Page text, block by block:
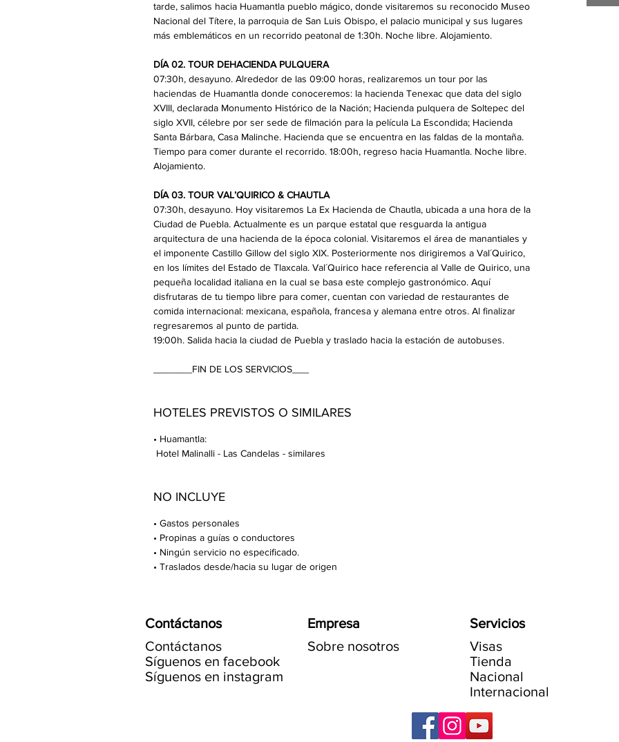
tarde, salimos hacia Huamantla pueblo mágico, donde visitaremos su reconocido Museo
Nacional del Títere, la parroquia de San Luis Obispo, el palacio municipal y sus lugares
más emblemáticos en un recorrido peatonal de 1:30h. Noche libre. Alojamiento.
DÍA 02. TOUR DEHACIENDA PULQUERA
07:30h, desayuno. Alrededor de las 09:00 horas, realizaremos un tour por las
haciendas de Huamantla donde conoceremos: la hacienda Tenexac que data del siglo
XVIII, declarada Monumento Histórico de la Nación; Hacienda pulquera de Soltepec del
siglo XVII, célebre por ser sede de filmación para la película La Escondida; Hacienda
Santa Bárbara, Casa Malinche. Hacienda que se encuentra en las faldas de la montaña.
Tiempo para comer durante el recorrido. 18:00h, regreso hacia Huamantla. Noche libre.
Alojamiento.
DÍA 03. TOUR VAL’QUIRICO & CHAUTLA
07:30h, desayuno. Hoy visitaremos La Ex Hacienda de Chautla, ubicada a una hora de la
Ciudad de Puebla. Actualmente es un parque estatal que resguarda la antigua
arquitectura de una hacienda de la época colonial. Visitaremos el área de manantiales y
el imponente Castillo Gillow del siglo XIX. Posteriormente nos dirigiremos a Val´Quirico,
en los límites del Estado de Tlaxcala. Val´Quirico hace referencia al Valle de Quirico, una
pequeña localidad italiana en la cual se basa este complejo gastronómico. Aquí
disfrutaras de tu tiempo libre para comer, cuentan con variedad de restaurantes de
comida internacional: mexicana, española, francesa y alemana entre otros. Al finalizar
regresaremos al punto de partida.
19:00h. Salida hacia la ciudad de Puebla y traslado hacia la estación de autobuses.
_______FIN DE LOS SERVICIOS___
HOTELES PREVISTOS O SIMILARES
• Huamantla:
Hotel Malinalli - Las Candelas - similares
NO INCLUYE
• Gastos personales
• Propinas a guías o conductores
• Ningún servicio no especificado.
• Traslados desde/hacia su lugar de origen
Contáctanos Empresa Servicios
Contáctanos
Sobre nosotros
Síguenos en facebook
Síguenos en instagram
Visas
Tienda
Nacional
Internacional